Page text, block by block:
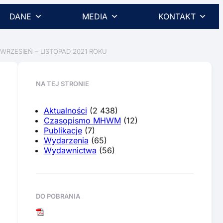
DANE MEDIA KONTAKT
– LISTOPAD 2021 ROKU
NA TEJ STRONIE
Aktualności (2 438)
Czasopismo MHWM (12)
Publikacje(7)
Wydarzenia (65)
Wydawnictwa (56)
DO POBRANIA